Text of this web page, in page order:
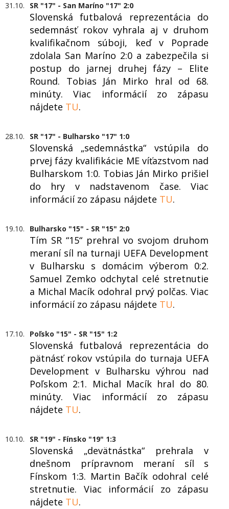
31.10. SR "17" - San Maríno "17" 2:0
Slovenská futbalová reprezentácia do
sedemnásť rokov vyhrala aj v druhom
kvalifikačnom súboji, keď v Poprade
zdolala San Maríno 2:0 a zabezpečila si
postup do jarnej druhej fázy – Elite
Round. Tobias Ján Mirko hral od 68.
minúty. Viac informácií zo zápasu
nájdete TU.
28.10. SR "17" - Bulharsko "17" 1:0
Slovenská „sedemnástka“ vstúpila do
prvej fázy kvalifikácie ME víťazstvom nad
Bulharskom 1:0. Tobias Ján Mirko prišiel
do hry v nadstavenom čase. Viac
informácií zo zápasu nájdete TU.
19.10. Bulharsko "15" - SR "15" 2:0
Tím SR “15“ prehral vo svojom druhom
meraní síl na turnaji UEFA Development
v Bulharsku s domácim výberom 0:2.
Samuel Zemko odchytal celé stretnutie
a Michal Macík odohral prvý polčas. Viac
informácií zo zápasu nájdete TU.
17.10. Poľsko "15" - SR "15" 1:2
Slovenská futbalová reprezentácia do
pätnásť rokov vstúpila do turnaja UEFA
Development v Bulharsku výhrou nad
Poľskom 2:1. Michal Macík hral do 80.
minúty. Viac informácií zo zápasu
nájdete TU.
10.10. SR "19" - Fínsko "19" 1:3
Slovenská „devätnástka“ prehrala v
dnešnom prípravnom meraní síl s
Fínskom 1:3. Martin Bačík odohral celé
stretnutie. Viac informácií zo zápasu
nájdete TU.